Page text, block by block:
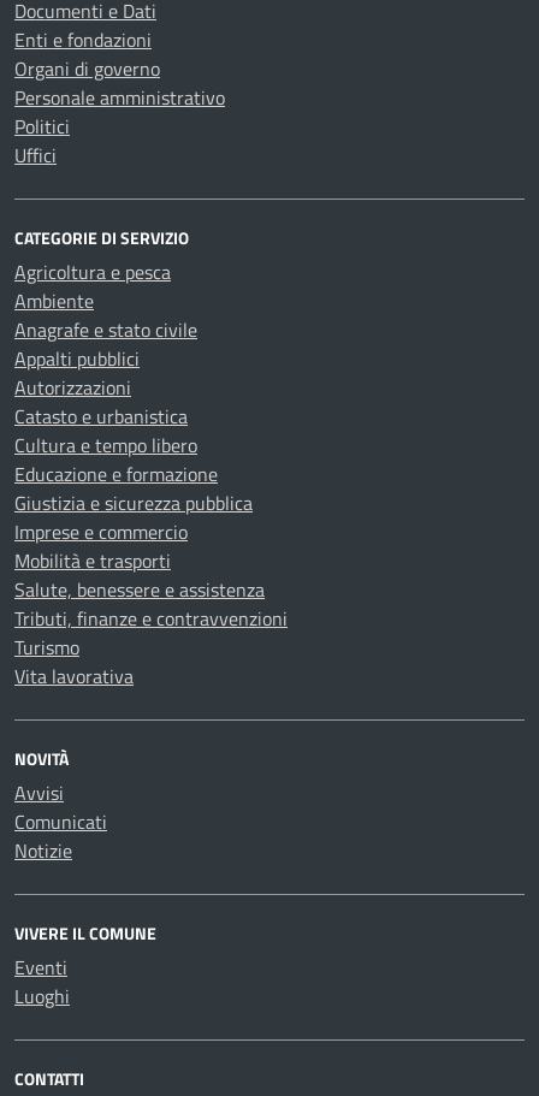
Documenti e Dati
Enti e fondazioni
Organi di governo
Personale amministrativo
Politici
Uffici
CATEGORIE DI SERVIZIO
Agricoltura e pesca
Ambiente
Anagrafe e stato civile
Appalti pubblici
Autorizzazioni
Catasto e urbanistica
Cultura e tempo libero
Educazione e formazione
Giustizia e sicurezza pubblica
Imprese e commercio
Mobilità e trasporti
Salute, benessere e assistenza
Tributi, finanze e contravvenzioni
Turismo
Vita lavorativa
NOVITÀ
Avvisi
Comunicati
Notizie
VIVERE IL COMUNE
Eventi
Luoghi
CONTATTI